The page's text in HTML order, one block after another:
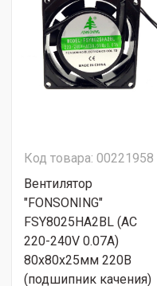
Код товара: 00221958
Вентилятор
"FONSONING"
FSY8025HA2BL (AC
220-240V 0.07A)
80х80х25мм 220В
(подшипник качения)